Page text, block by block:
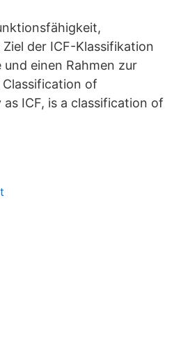
der ICF-Klassifikation
einen Rahmen zur
of
ICF, is a classification of